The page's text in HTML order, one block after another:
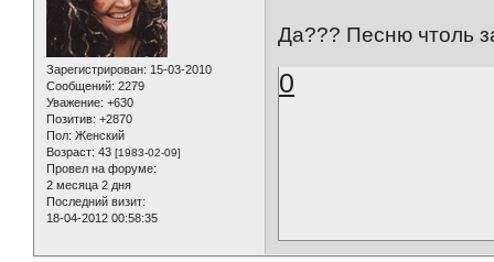
Зарегистрирован: 15-03-2010
Сообщений: 2279
Уважение: +630
Позитив: +2870
Пол: Женский
Возраст: 43 [1983-02-09]
Провел на форуме:
2 месяца 2 дня
Последний визит:
18-04-2012 00:58:35
Да??? Песню чтоль
0